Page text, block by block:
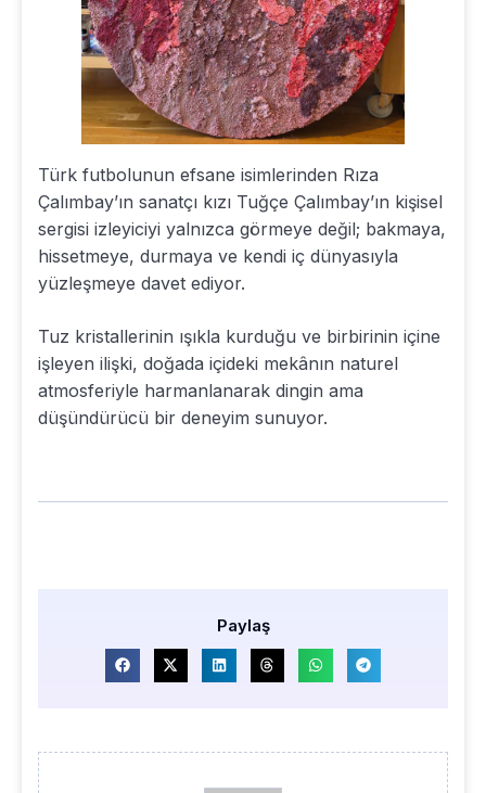
Türk futbolunun efsane isimlerinden Rıza
Çalımbay’ın sanatçı kızı Tuğçe Çalımbay’ın kişisel
sergisi izleyiciyi yalnızca görmeye değil; bakmaya,
hissetmeye, durmaya ve kendi iç dünyasıyla
yüzleşmeye davet ediyor.
Tuz kristallerinin ışıkla kurduğu ve birbirinin içine
işleyen ilişki, doğada içideki mekânın naturel
atmosferiyle harmanlanarak dingin ama
düşündürücü bir deneyim sunuyor.
Paylaş